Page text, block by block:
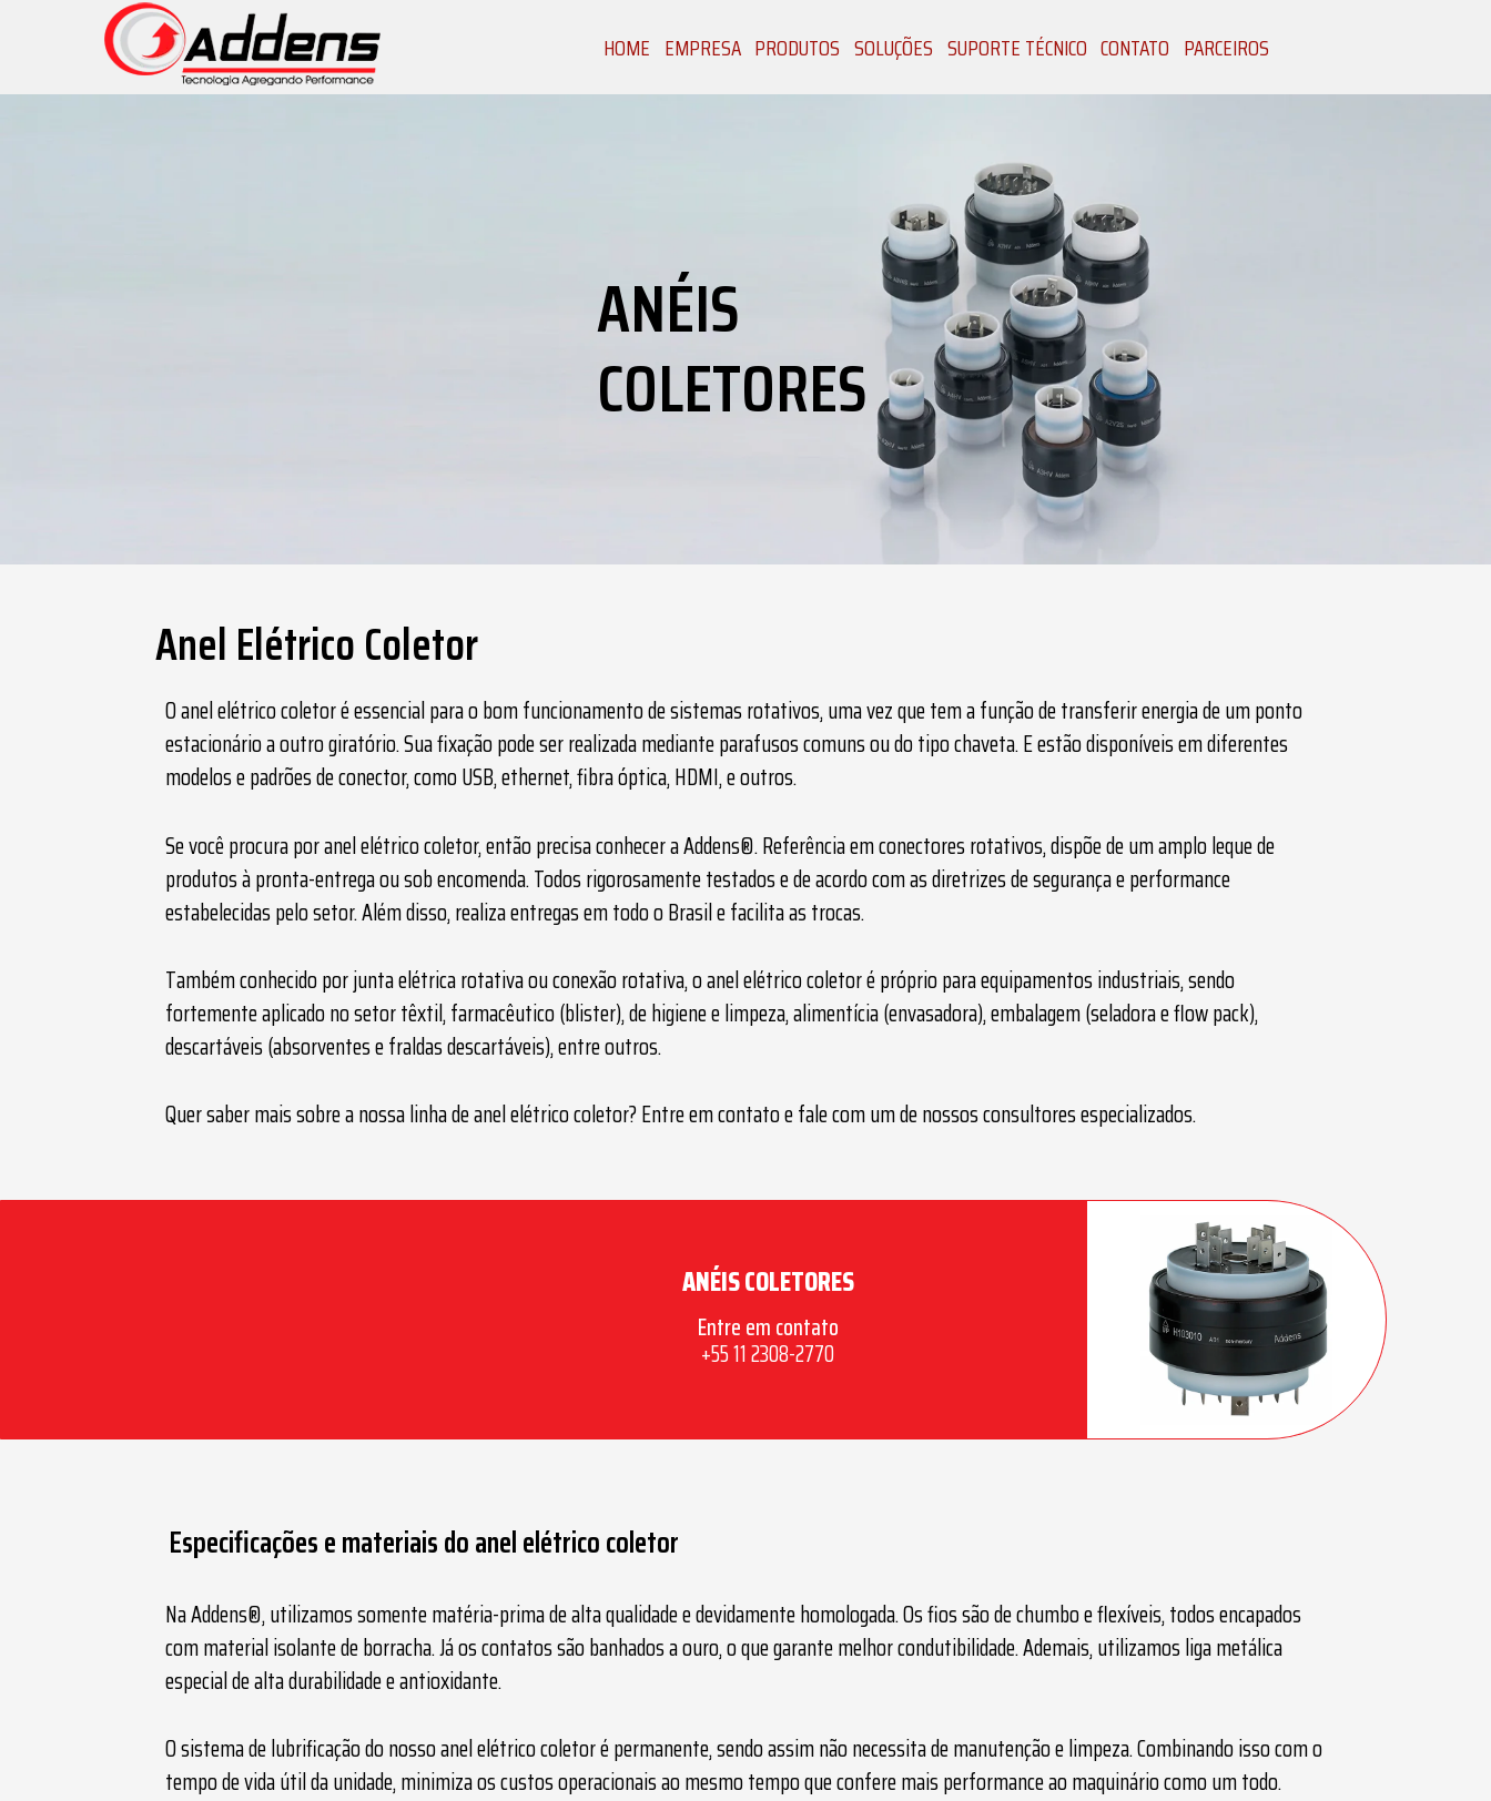
HOME EMPRESA PRODUTOS SOLUÇÕES SUPORTE TÉCNICO CONTATO PARCEIROS
WHATSAPP
ANÉIS
COLETORES
Anel Elétrico Coletor
Oanel elétrico coletoré essencial para o bom funcionamento de sistemas rotativos, uma vez que tem a função de transferir energia de um ponto
estacionário a outro giratório. Sua fixação pode ser realizada mediante parafusos comuns ou do tipo chaveta. E estão disponíveis em diferentes
modelos e padrões de conector, como USB, ethernet, fibra óptica, HDMI, e outros.
Se você procura poranel elétrico coletor, então precisa conhecer a Addens®. Referência em conectores rotativos, dispõe de um amplo leque de
produtos à pronta-entrega ou sob encomenda. Todos rigorosamente testados e de acordo com as diretrizes de segurança e performance
estabelecidas pelo setor. Além disso, realiza entregas em todo o Brasil e facilita as trocas.
Também conhecido por junta elétrica rotativa ou conexão rotativa, oanel elétrico coletoré próprio para equipamentos industriais, sendo
fortemente aplicado no setor têxtil, farmacêutico (blister), de higiene e limpeza, alimentícia (envasadora), embalagem (seladora e flow pack),
descartáveis (absorventes e fraldas descartáveis), entre outros.
Quer saber mais sobre a nossa linha deanel elétrico coletor? Entre em contato e fale com um de nossos consultores especializados.
ANÉIS COLETORES
Entre em contato
+55 11 2308-2770
Especificações e materiais do anel elétrico coletor
Na Addens®, utilizamos somente matéria-prima de alta qualidade e devidamente homologada. Os fios são de chumbo e flexíveis, todos encapados
com material isolante de borracha. Já os contatos são banhados a ouro, o que garante melhor condutibilidade. Ademais, utilizamos liga metálica
especial de alta durabilidade e antioxidante.
O sistema de lubrificação do nossoanel elétrico coletoré permanente, sendo assim não necessita de manutenção e limpeza. Combinando isso com o
tempo de vida útil da unidade, minimiza os custos operacionais ao mesmo tempo que confere mais performance ao maquinário como um todo.